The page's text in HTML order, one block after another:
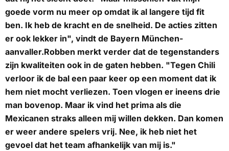
goede vorm nu meer op omdat ik al langere tijd fit
ben. Ik heb de kracht en de snelheid. De acties zitten
er ook lekker in", vindt de Bayern München-
aanvaller.Robben merkt verder dat de tegenstanders
zijn kwaliteiten ook in de gaten hebben. "Tegen Chili
verloor ik de bal een paar keer op een moment dat ik
hem niet mocht verliezen. Toen vlogen er ineens drie
man bovenop. Maar ik vind het prima als die
Mexicanen straks alleen mij willen dekken. Dan komen
er weer andere spelers vrij. Nee, ik heb niet het
gevoel dat het team afhankelijk van mij is."